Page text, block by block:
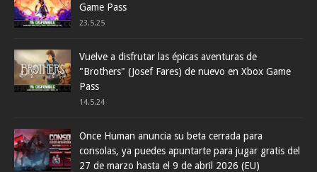
Game Pass
23.5.25
Vuelve a disfrutar las épicas aventuras de
"Brothers" (Josef Fares) de nuevo en Xbox Game
Pass
14.5.24
Once Human anuncia su beta cerrada para
consolas, ya puedes apuntarte para jugar gratis del
27 de marzo hasta el 9 de abril 2026 (EU)